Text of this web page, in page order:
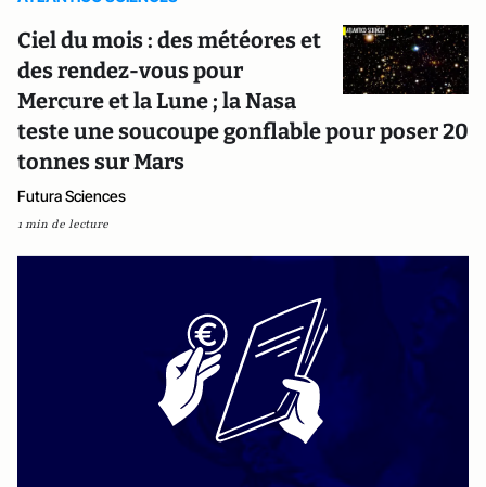
Ciel du mois : des météores et
des rendez-vous pour
Mercure et la Lune ; la Nasa
teste une soucoupe gonflable pour poser 20
tonnes sur Mars
Futura Sciences
1 min de lecture